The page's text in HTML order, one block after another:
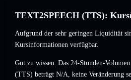
TEXT2SPEECH (TTS):
Aufgrund der sehr geringen Liquidität
Kursinformationen verfügbar.
Gut zu wissen: Das 24-Stunden-
(TTS) beträgt N/A, keine Veränderung